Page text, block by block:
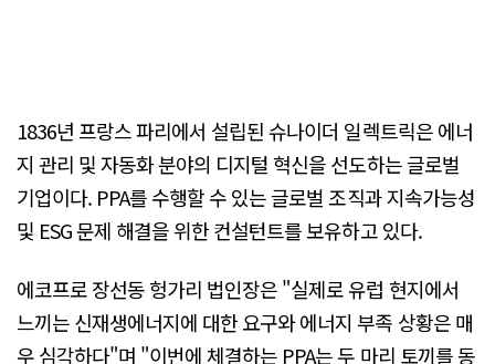
1836년 프랑스 파리에서 설립된 슈나이더 일렉트릭은 에너
지 관리 및 자동화 분야의 디지털 혁신을 선도하는 글로벌
기업이다. PPA를 수행할 수 있는 글로벌 조직과 지속가능성
및 ESG 문제 해결을 위한 컨설턴트를 보유하고 있다.
에코프로 장선동 헝가리 법인장은 "실제로 유럽 현지에서
느끼는 신재생에너지에 대한 요구와 에너지 부족 상황은 매
우 심각하다"며 "이번에 체결하는 PPA는 두 마리 토끼를 동